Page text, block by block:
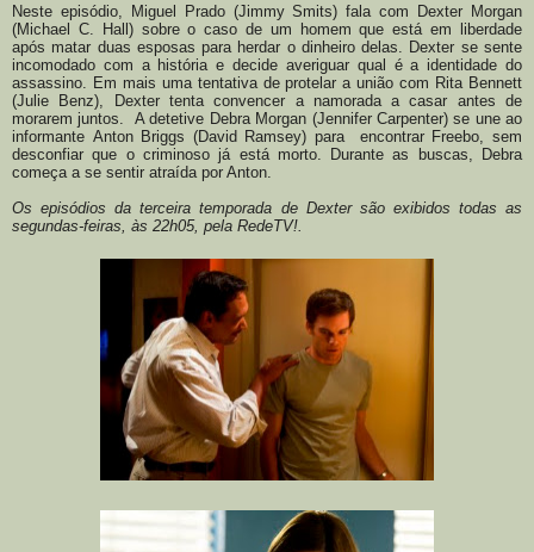
Neste episódio, Miguel Prado (Jimmy Smits) fala com Dexter Morgan
(Michael C. Hall) sobre o caso de um homem que está em liberdade
após matar duas esposas para herdar o dinheiro delas. Dexter se sente
incomodado com a história e decide averiguar qual é a identidade do
assassino. Em mais uma tentativa de protelar a união com Rita Bennett
(Julie Benz), Dexter tenta convencer a namorada a casar antes de
morarem juntos.
A detetive Debra Morgan (Jennifer Carpenter) se une ao
informante Anton Briggs (David Ramsey) para encontrar Freebo, sem
desconfiar que o criminoso já está morto. Durante as buscas, Debra
começa a se sentir atraída por Anton.
Os episódios da terceira temporada de Dexter são exibidos todas as
segundas-feiras, às 22h05, pela RedeTV!.